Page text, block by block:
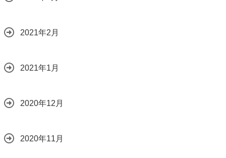
2021年2月
2021年1月
2020年12月
2020年11月